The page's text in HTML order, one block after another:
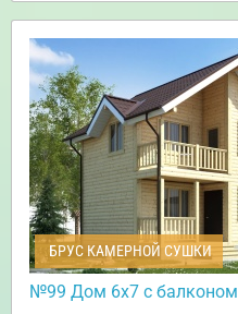
БРУС КАМЕРНОЙ СУШКИ
№99 Дом 6х7 с балконом